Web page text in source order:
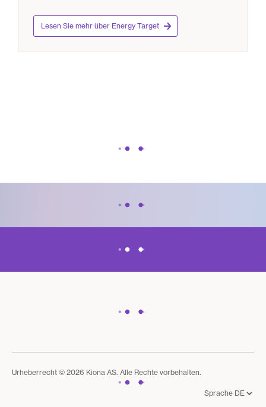
Lesen Sie mehr über Energy Target
Urheberrecht © 2026 Kiona AS. Alle Rechte vorbehalten.